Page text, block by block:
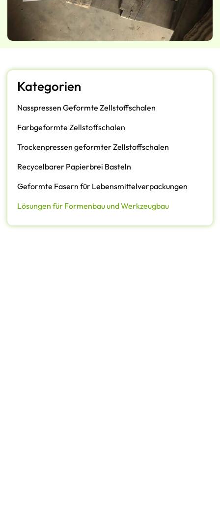
Kategorien
Nasspressen Geformte Zellstoffschalen
Farbgeformte Zellstoffschalen
Trockenpressen geformter Zellstoffschalen
Recycelbarer Papierbrei Basteln
Geformte Fasern für Lebensmittelverpackungen
Lösungen für Formenbau und Werkzeugbau